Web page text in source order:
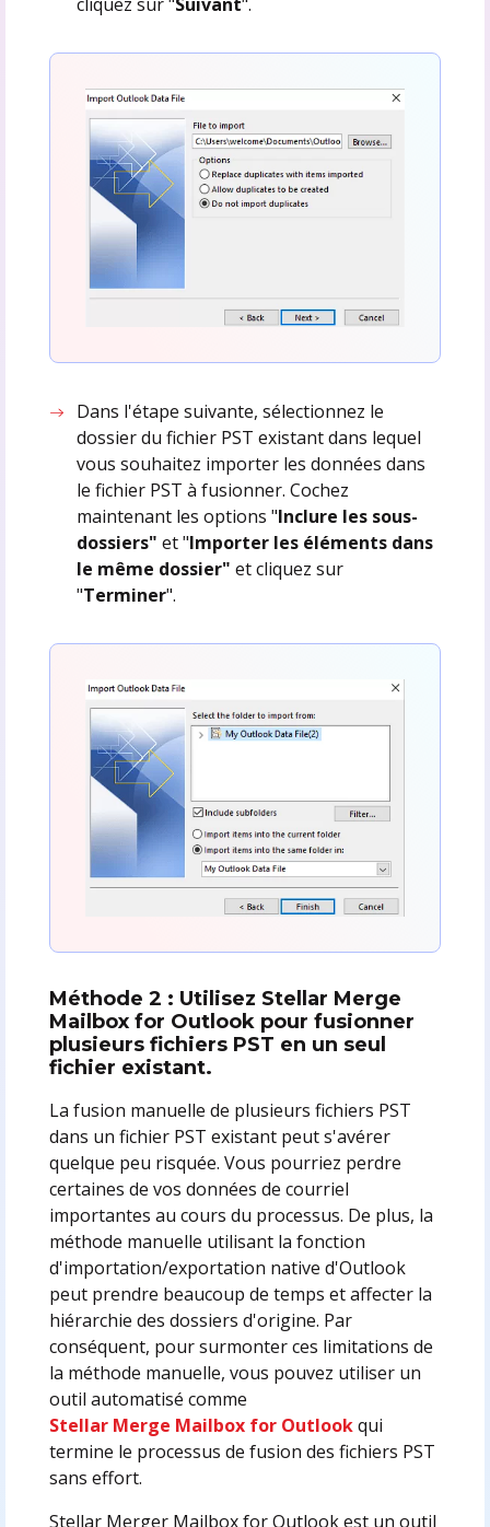
Dans l'étape suivante, sélectionnez le
dossier du fichier PST existant dans lequel
vous souhaitez importer les données dans
le fichier PST à fusionner. Cochez
maintenant les options "Inclure les sous-
dossiers"et "Importer les éléments dans
le même dossier"et cliquez sur
"Terminer".
Méthode 2 : Utilisez Stellar Merge
Mailbox for Outlook pour fusionner
plusieurs fichiers PST en un seul
fichier existant.
La fusion manuelle de plusieurs fichiers PST
dans un fichier PST existant peut s'avérer
quelque peu risquée. Vous pourriez perdre
certaines de vos données de courriel
importantes au cours du processus. De plus, la
méthode manuelle utilisant la fonction
d'importation/exportation native d'Outlook
peut prendre beaucoup de temps et affecter la
hiérarchie des dossiers d'origine. Par
conséquent, pour surmonter ces limitations de
la méthode manuelle, vous pouvez utiliser un
outil automatisé comme
Stellar Merge Mailbox for Outlookqui
termine le processus de fusion des fichiers PST
sans effort.
Stellar Merger Mailbox for Outlook est un outil